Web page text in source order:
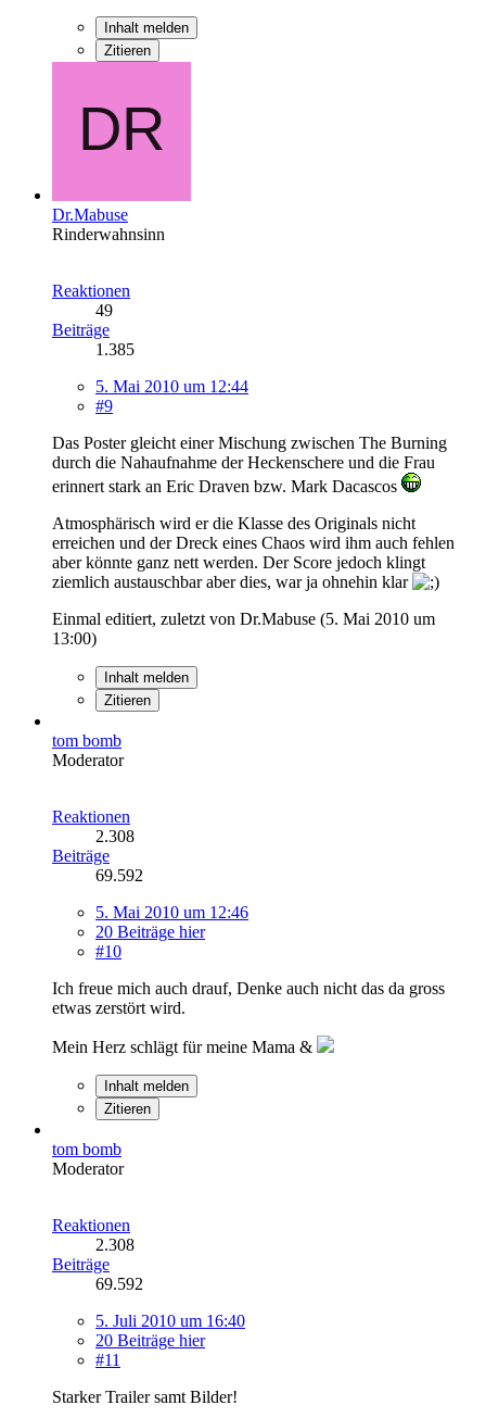
Inhalt melden
Zitieren
Dr.Mabuse
Rinderwahnsinn
Reaktionen
49
Beiträge
1.385
5. Mai 2010 um 12:44
#9
Das Poster gleicht einer Mischung zwischen The Burning
durch die Nahaufnahme der Heckenschere und die Frau
erinnert stark an Eric Draven bzw. Mark Dacascos
Atmosphärisch wird er die Klasse des Originals nicht
erreichen und der Dreck eines Chaos wird ihm auch fehlen
aber könnte ganz nett werden. Der Score jedoch klingt
ziemlich austauschbar aber dies, war ja ohnehin klar
Einmal editiert, zuletzt von Dr.Mabuse (5. Mai 2010 um
13:00)
Inhalt melden
Zitieren
tom bomb
Moderator
Reaktionen
2.308
Beiträge
69.592
5. Mai 2010 um 12:46
20 Beiträge hier
#10
Ich freue mich auch drauf, Denke auch nicht das da gross
etwas zerstört wird.
Mein Herz schlägt für meine Mama &
Inhalt melden
Zitieren
tom bomb
Moderator
Reaktionen
2.308
Beiträge
69.592
5. Juli 2010 um 16:40
20 Beiträge hier
#11
Starker Trailer samt Bilder!